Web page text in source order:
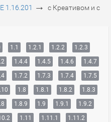
1.16.201 →
c Креативом и с
1.1 1.2.1 1.2.2
1.2.3
1.4.4 1.4.5 1.4.6
1.4.7
1.7.2 1.7.3 1.7.4
1.7.5
1.8 1.8.1 1.8.2
1.8.3
1.8.9 1.9 1.9.1
1.9.2
1.11 1.11.1
1.11.2